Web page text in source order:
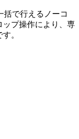
括で行えるノーコ
ップ操作により、専
。